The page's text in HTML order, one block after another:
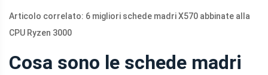
Articolo correlato: 6 migliori schede madri X570 abbinate alla
CPU Ryzen 3000
Cosa sono le schede madri